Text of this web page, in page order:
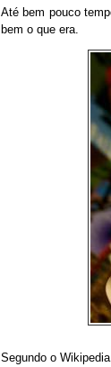
Até bem pouco
bem o que era.
Segundo o